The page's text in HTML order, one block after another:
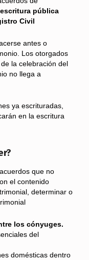
escritura pública
Civil
antes o
Los otorgados
la celebración del
no llega a
ya escrituradas,
en la escritura
que no
el contenido
determinar o
los cónyuges.
del
domésticas dentro